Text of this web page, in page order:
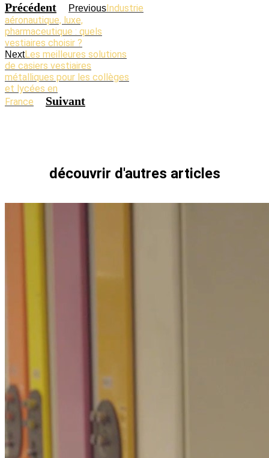
Précédent Previous Industrie
aéronautique, luxe,
pharmaceutique : quels
vestiaires choisir ?
NextLes meilleures solutions
de casiers vestiaires
métalliques pour les collèges
et lycées en
France
Suivant
découvrir d'autres articles